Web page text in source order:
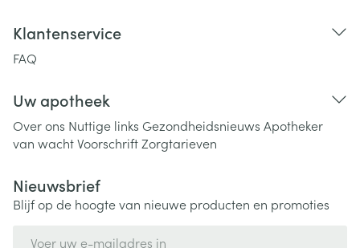
Klantenservice
FAQ
Uw apotheek
Over ons Nuttige links Gezondheidsnieuws Apotheker
van wachtVoorschriftZorgtarieven
Nieuwsbrief
Blijf op de hoogte van nieuwe producten en promoties